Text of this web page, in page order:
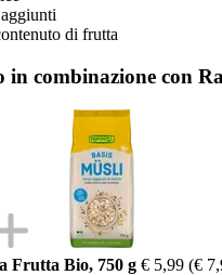
di frutta
in combinazione con
Frutta Bio, 750 g € 5,99 (€